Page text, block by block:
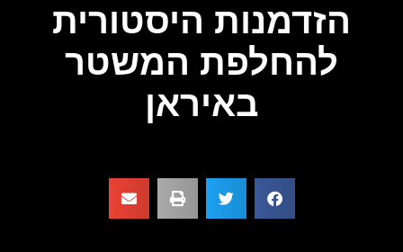
הזדמנות היסטורית
להחלפת המשטר
באיראן